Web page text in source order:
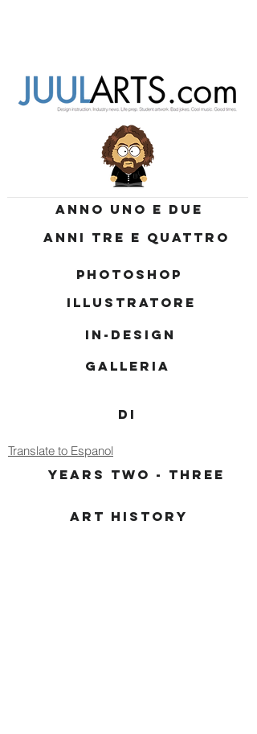
GALLERIA
PHOTOSHOP
ILLUSTRATORE
IN-DESIGN
DI
ANNI TRE E QUATTRO
ANNO UNO E DUE
Translate to Espanol
YEARS TWO - THREE
ART HISTORY